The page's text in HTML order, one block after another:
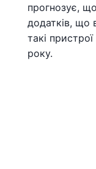
прогнозує, що
додатків, що
такі
року.